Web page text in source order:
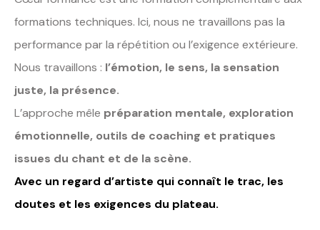
formations techniques. Ici, nous ne travaillons pas la
performance par la répétition ou l’exigence extérieure.
Nous travaillons : l’émotion, le sens, la sensation
juste, la présence.
L’approche mêle préparation mentale, exploration
émotionnelle, outils de coaching et pratiques
issues du chant et de la scène.
Avec un regard d’artiste qui connaît le trac, les
doutes et les exigences du plateau.